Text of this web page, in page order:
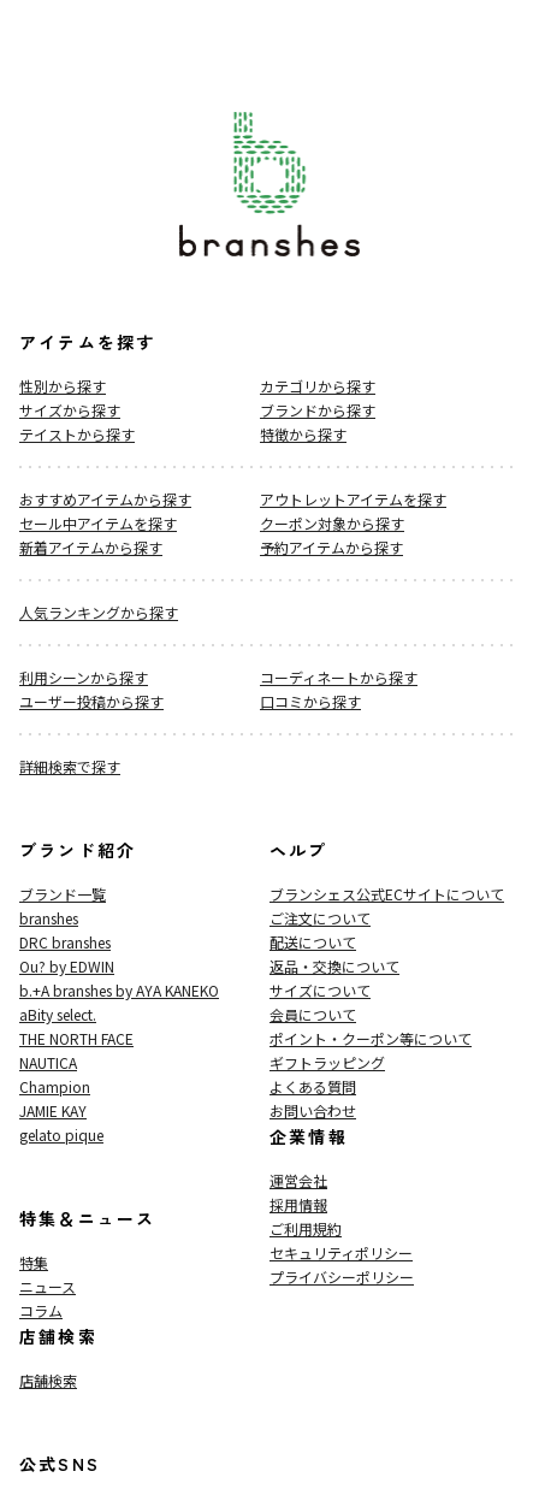
アイテムを探す
性別から探す
カテゴリから探す
サイズから探す
ブランドから探す
テイストから探す
特徴から探す
おすすめアイテムから探す
アウトレットアイテムを探す
セール中アイテムを探す
クーポン対象から探す
新着アイテムから探す
予約アイテムから探す
人気ランキングから探す
利用シーンから探す
コーディネートから探す
ユーザー投稿から探す
口コミから探す
詳細検索で探す
ブランド紹介
ブランド一覧
branshes
DRC branshes
Ou? by EDWIN
b.+A branshes by AYA KANEKO
aBity select.
THE NORTH FACE
NAUTICA
Champion
JAMIE KAY
gelato pique
特集＆ニュース
特集
ニュース
コラム
店舗検索
店舗検索
ヘルプ
ブランシェス公式ECサイトについて
ご注文について
配送について
返品・交換について
サイズについて
会員について
ポイント・クーポン等について
ギフトラッピング
よくある質問
お問い合わせ
企業情報
運営会社
採用情報
ご利用規約
セキュリティポリシー
プライバシーポリシー
公式SNS